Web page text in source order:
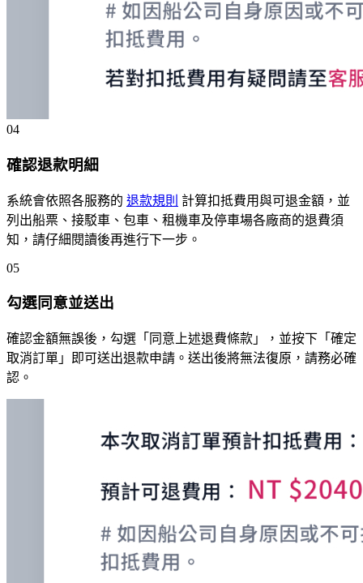
04
確認退款明細
系統會依照各服務的 退款規則 計算扣抵費用與可退金額，並
列出船票、接駁車、包車、租機車及停車場各廠商的退費須
知，請仔細閱讀後再進行下一步。
05
勾選同意並送出
確認金額無誤後，勾選「同意上述退費條款」，並按下「確定
取消訂單」即可送出退款申請。送出後將無法復原，請務必確
認。